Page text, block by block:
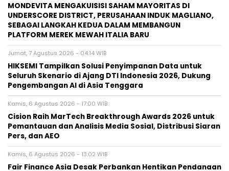
MONDEVITA MENGAKUISISI SAHAM MAYORITAS DI
UNDERSCORE DISTRICT, PERUSAHAAN INDUK MAGLIANO,
SEBAGAI LANGKAH KEDUA DALAM MEMBANGUN
PLATFORM MEREK MEWAH ITALIA BARU
Jumat, 7 Agustus 2026 - 04:14 WIB
HIKSEMI Tampilkan Solusi Penyimpanan Data untuk
Seluruh Skenario di Ajang DTI Indonesia 2026, Dukung
Pengembangan AI di Asia Tenggara
Kamis, 6 Agustus 2026 - 17:00 WIB
Cision Raih MarTech Breakthrough Awards 2026 untuk
Pemantauan dan Analisis Media Sosial, Distribusi Siaran
Pers, dan AEO
Kamis, 6 Agustus 2026 - 13:02 WIB
Fair Finance Asia Desak Perbankan Hentikan Pendanaan